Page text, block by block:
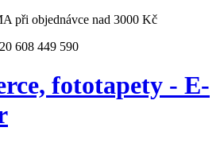
při objednávce nad 3000 Kč
608 449 590
fototapety - E-